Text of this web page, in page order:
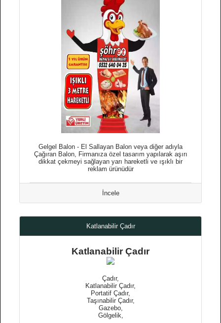
Gelgel Balon - El Sallayan Balon veya diğer adıyla
Çağıran Balon, Firmanıza özel tasarım yapılarak aşırı
dikkat çekmeyi sağlayan yarı hareketli ve ışıklı bir
reklam ürünüdür
İncele
Katlanabilir Çadır
Katlanabilir Çadır
Çadır,
Katlanabilir Çadır,
Portatif Çadır,
Taşınabilir Çadır,
Gazebo,
Gölgelik,